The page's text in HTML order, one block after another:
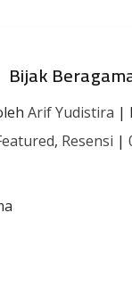
Bijak
Arif Yudistira |
, Resensi |